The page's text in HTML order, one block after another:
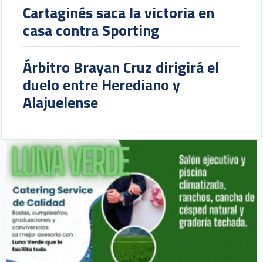
Cartaginés saca la victoria en
casa contra Sporting
Árbitro Brayan Cruz dirigirá el
duelo entre Herediano y
Alajuelense